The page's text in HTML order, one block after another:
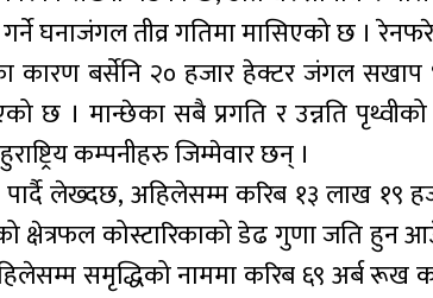
घनाजंगल तीव्र गतिमा मासिएको छ ।
कारण बर्सेनि २० हजार हेक्टर जंगल
छ । मान्छेका सबै प्रगति र उन्नति
कम्पनीहरु जिम्मेवार छन् ।
लेख्दछ, अहिलेसम्म करिब १३ लाख १९
कोस्टारिकाको डेढ गुणा जति हुन
समृद्धिको नाममा करिब ६९ अर्ब